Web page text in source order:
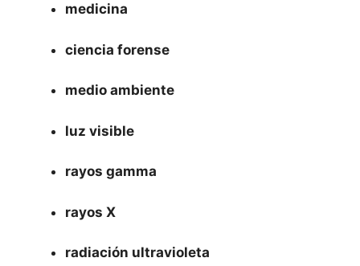
medicina
ciencia forense
medio ambiente
luz visible
rayos gamma
rayos X
radiación ultravioleta